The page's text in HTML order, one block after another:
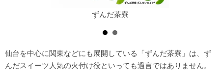
ずんだ茶寮
仙台を中心に関東などにも展開している「ずんだ茶寮」は、ず
んだスイーツ人気の火付け役といっても過言ではありません。